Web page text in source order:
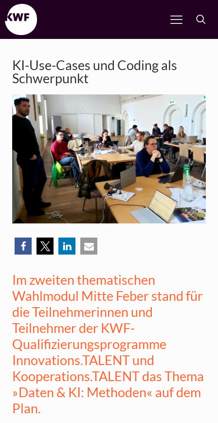
KI-Use-Cases und Coding als
Schwerpunkt
Im zweiten thematischen
Wahlmodul Mitte Feber stand für
die Teilnehmerinnen und
Teilnehmer der KWF-
Qualifizierungsprogramme
Innovations.TALENT und
Kooperations.TALENT das Thema
»Daten & KI: Methoden« auf dem
Plan.